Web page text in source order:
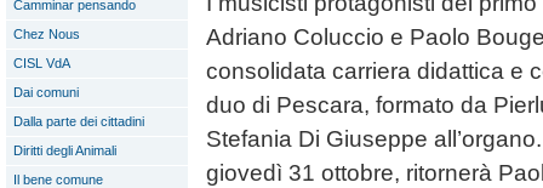
Camminar pensando
Chez Nous
CISL VdA
Dai comuni
Dalla parte dei cittadini
Diritti degli Animali
Il bene comune
Adriano Coluccio e Paolo
consolidata carriera didattica e
duo di Pescara, formato da
Stefania Di Giuseppe
giovedì 31 ottobre, ritornerà